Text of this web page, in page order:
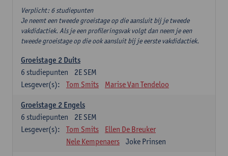
Verplicht: 6 studiepunten
Je neemt een tweede groeistage op die aansluit bij je tweede
vakdidactiek. Als je een profileringsvak volgt dan neem je een
tweede groeistage op die ook aansluit bij je eerste vakdidactiek.
Groeistage 2 Duits
2E SEM
6 studiepunten
Lesgever(s):
Tom Smits Marise Van Tendeloo
Groeistage 2 Engels
2E SEM
6 studiepunten
Lesgever(s):
Tom Smits
Ellen De Breuker
Nele Kempenaers
Joke Prinsen